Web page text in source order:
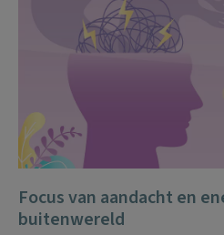
Focus van aandacht en
buitenwereld